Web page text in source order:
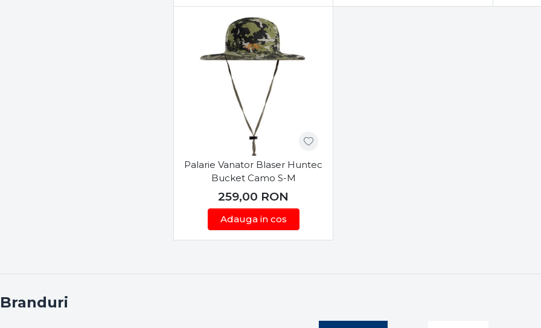
Alege Pălăria Ideală pentru Vânătoarea Ta
Indiferent de tipul de vânătoare practicat – vânătoare de păsări,
pălării de vânătoare de calitate poate face diferența între o experiență
într-o gamă variată de stiluri, culori și materiale, adaptându-se diferitelor
În concluzie, o pălărie de vânătoare nu este doar un accesoriu, ci un
performanță în timpul celor mai importante momente din expedițiile
completa perfect echipamentul și îți va asigura o vânătoare de succes!
Palarie Vanator Blaser Huntec
Bucket Camo S-M
259,00 RON
Adauga in cos
Branduri